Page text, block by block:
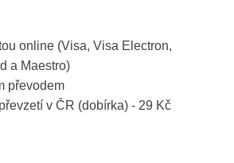
online (Visa, Visa Electron,
a Maestro)
převodem
v ČR (dobírka) - 29 Kč